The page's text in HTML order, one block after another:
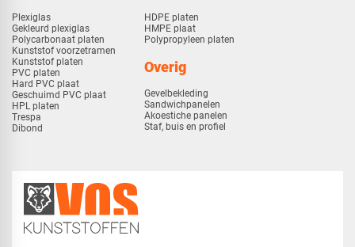
Plexiglas
Gekleurd plexiglas
Polycarbonaat platen
Kunststof voorzetramen
Kunststof platen
PVC platen
Hard PVC plaat
Geschuimd PVC plaat
HPL platen
Trespa
Dibond
HDPE platen
HMPE plaat
Polypropyleen platen
Overig
Gevelbekleding
Sandwichpanelen
Akoestiche panelen
Staf, buis en profiel